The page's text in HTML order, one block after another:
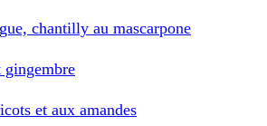
chantilly au mascarpone
gingembre
et aux amandes